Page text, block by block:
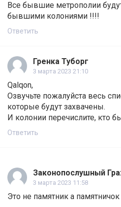
Все бывшие метрополии
бывшими колониями !!!!
Ответить
Гренка Туборг
3 марта 2023 21:10
Qalqon,
Озвучьте пожалуйста весь
которые будут захвачены.
И колонии перечислите, кто
Ответить
Законопослушный
3 марта 2023 11:58
Это не памятник а памятничок